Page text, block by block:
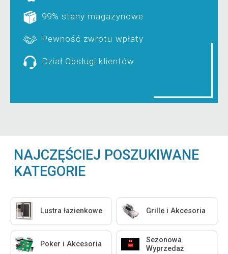
99% stany magazynowe
Pewność zwrotu wpłaty
Dział Obsługi klientów
NAJCZĘŚCIEJ POSZUKIWANE
KATEGORIE
Lustra łazienkowe Grille i Akcesoria
Poker i Akcesoria
Sezonowa
Wyprzedaż